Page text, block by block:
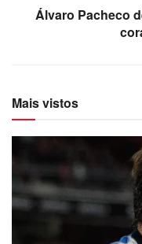
Álvaro Pacheco
Mais vistos